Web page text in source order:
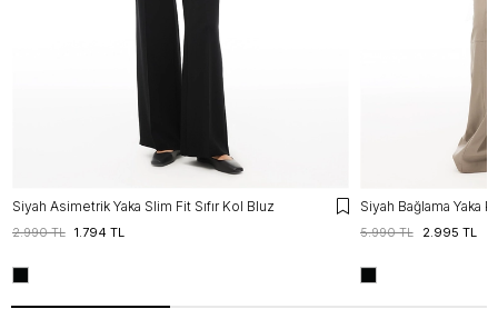
Siyah Asimetrik Yaka Slim Fit Sıfır Kol Bluz
1.794 TL
2.990 TL
Siyah Bağlama Yaka
2.995 TL
5.990 TL